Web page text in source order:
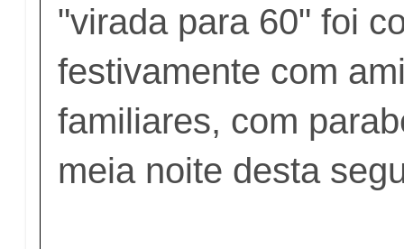
"virada para 60" foi
festivamente com
familiares, com
meia noite desta